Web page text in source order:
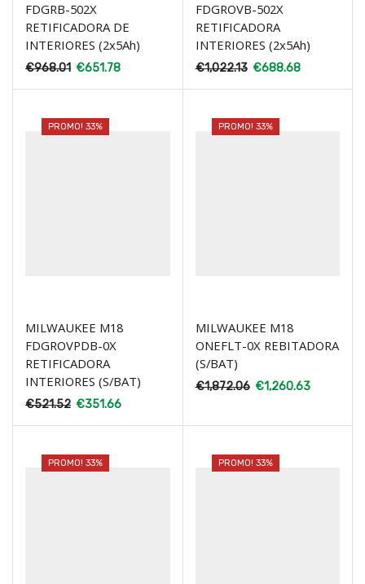
FDGRB-502X
RETIFICADORA DE
INTERIORES (2x5Ah)
€968.01 €651.78
FDGROVB-502X
RETIFICADORA
INTERIORES (2x5Ah)
€1,022.13 €688.68
PROMO! 33%
MILWAUKEE M18
FDGROVPDB-0X
RETIFICADORA
INTERIORES (S/BAT)
€521.52 €351.66
PROMO! 33%
MILWAUKEE M18
ONEFLT-0X REBITADORA
(S/BAT)
€1,872.06 €1,260.63
PROMO! 33% PROMO! 33%